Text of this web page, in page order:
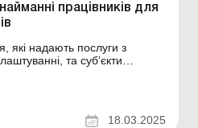
працівників для
які надають послуги з
та суб’єкти
ними роботи в Україні у
громадянам
18.03.2025